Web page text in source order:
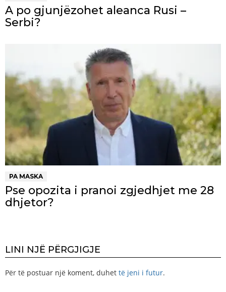
A po gjunjëzohet aleanca Rusi –
Serbi?
PA MASKA
Pse opozita i pranoi zgjedhjet me 28
dhjetor?
LINI NJË PËRGJIGJE
Për të postuar një koment, duhet të jeni i futur.